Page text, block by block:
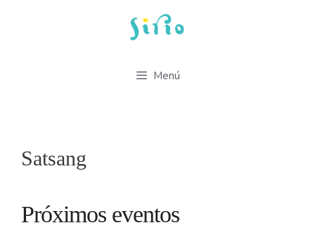
Menú
Satsang
Próximos eventos